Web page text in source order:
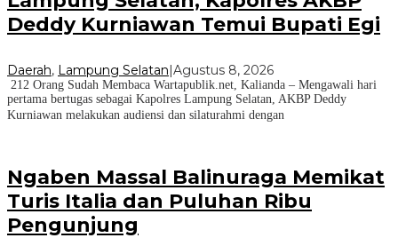
Deddy Kurniawan Temui Bupati Egi
Daerah, Lampung Selatan Agustus 8, 2026
212 Orang Sudah Membaca Wartapublik.net, Kalianda – Mengawali hari
pertama bertugas sebagai Kapolres Lampung Selatan, AKBP Deddy
Kurniawan melakukan audiensi dan silaturahmi dengan
Ngaben Massal Balinuraga Memikat
Turis Italia dan Puluhan Ribu
Pengunjung